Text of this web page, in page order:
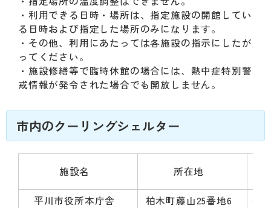
・利用できる日時・場所は、指定施設の開館してい
る日時および指定した場所のみになります。
・その他、利用にあたっては各施設の指示にしたが
ってください。
・施設修繕等で臨時休館の場合には、熱中症特別警
戒情報が発令された場合でも開放しません。
市内のクーリングシェルター
施設名 所在地
平川市役所本庁舎 柏木町藤山25番地6
平